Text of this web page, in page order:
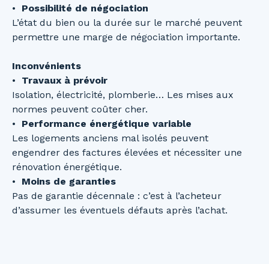
Possibilité de négociation
L’état du bien ou la durée sur le marché peuvent
permettre une marge de négociation importante.
Inconvénients
Travaux à prévoir
Isolation, électricité, plomberie… Les mises aux
normes peuvent coûter cher.
Performance énergétique variable
Les logements anciens mal isolés peuvent
engendrer des factures élevées et nécessiter une
rénovation énergétique.
Moins de garanties
Pas de garantie décennale : c’est à l’acheteur
d’assumer les éventuels défauts après l’achat.